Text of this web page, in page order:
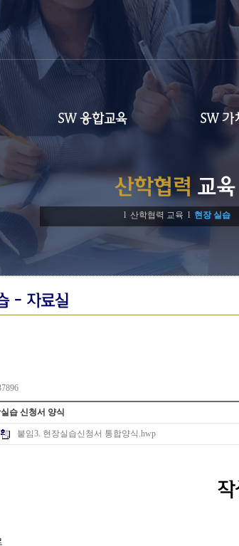
SW 융합교육 SW 가
l 산학협력 교육 l 현장 실습
산학협력 교육
- 자료실
습 신청서 양식
붙임3. 현장실습신청서 통합양식.hwp